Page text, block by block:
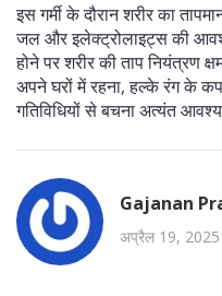
इस गर्मी के दौरान शरीर का
जल और इलेक्ट्रोलाइट्स की
होने पर शरीर की ताप नियंत्रण
अपने घरों में रहना, हल्के रंग के
गतिविधियों से बचना अत्यंत
Gajanan
अप्रैल 19,